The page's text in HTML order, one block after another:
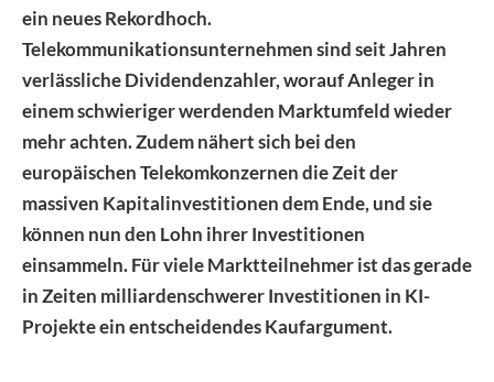
ein neues Rekordhoch.
Telekommunikationsunternehmen sind seit Jahren
verlässliche Dividendenzahler, worauf Anleger in
einem schwieriger werdenden Marktumfeld wieder
mehr achten. Zudem nähert sich bei den
europäischen Telekomkonzernen die Zeit der
massiven Kapitalinvestitionen dem Ende, und sie
können nun den Lohn ihrer Investitionen
einsammeln. Für viele Marktteilnehmer ist das gerade
in Zeiten milliardenschwerer Investitionen in KI-
Projekte ein entscheidendes Kaufargument.